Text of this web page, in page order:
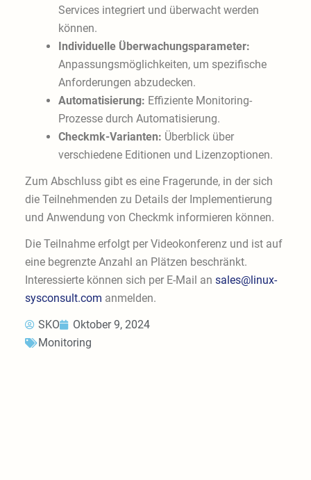
Services integriert und überwacht werden
können.
Individuelle Überwachungsparameter:
Anpassungsmöglichkeiten, um spezifische
Anforderungen abzudecken.
Automatisierung: Effiziente Monitoring-
Prozesse durch Automatisierung.
Checkmk-Varianten: Überblick über
verschiedene Editionen und Lizenzoptionen.
Zum Abschluss gibt es eine Fragerunde, in der sich
die Teilnehmenden zu Details der Implementierung
und Anwendung von Checkmk informieren können.
Die Teilnahme erfolgt per Videokonferenz und ist auf
eine begrenzte Anzahl an Plätzen beschränkt.
Interessierte können sich per E-Mail an sales@linux-
sysconsult.com anmelden.
SKO
Oktober 9, 2024
Monitoring